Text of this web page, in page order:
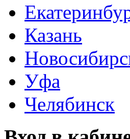
Казань
Уфа
Челябинск